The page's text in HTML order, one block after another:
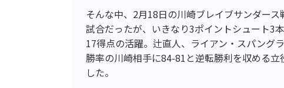
そんな中、2月18日の川崎ブレイブサンダー
試合だったが、いきなり3ポイントシュート3
17得点の活躍。辻直人、ライアン・スパング
勝率の川崎相手に84-81と逆転勝利を収める
した。